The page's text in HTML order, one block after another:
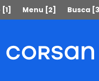
Menu [2] Busca